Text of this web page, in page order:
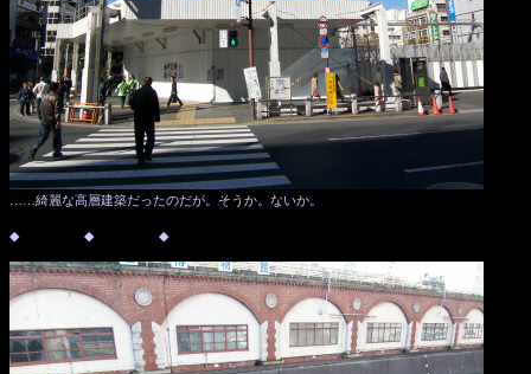
……綺麗な高層建築だったのだが。そうか。ないか。
◆ ◆ ◆